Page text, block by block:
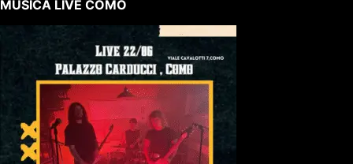
MUSICA LIVE COMO